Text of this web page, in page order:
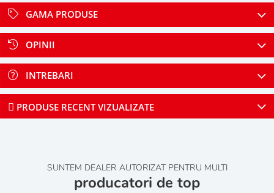
GAMA PRODUSE
OPINII
INTREBARI
PRODUSE RECENT VIZUALIZATE
SUNTEM DEALER AUTORIZAT PENTRU MULTI
producatori de top